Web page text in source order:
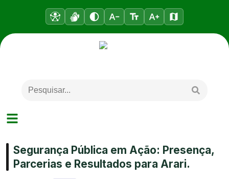
Segurança Pública em Ação: Presença,
Parcerias e Resultados para Arari.